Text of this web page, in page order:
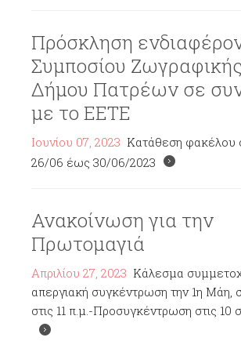
Πρόσκληση
Συμποσίου
Δήμου Πατρέων σε
με το ΕΕΤΕ
Ιουνίου 07, 2023 Κατάθεση φακέλου
26/06 έως 30/06/2023
Ανακοίνωση για την
Πρωτομαγιά
Απριλίου 27, 2023 Κάλεσμα
απεργιακή συγκέντρωση την 1η Μάη,
στις 11 π.μ.-Προσυγκέντρωση στις 10